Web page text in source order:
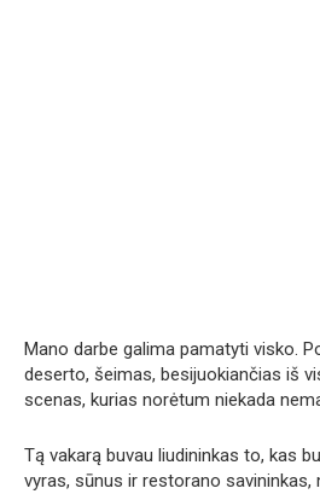
Mano darbe galima pamatyti visko.
deserto, šeimas, besijuokiančias iš
scenas, kurias norėtum niekada
Tą vakarą buvau liudininkas to, kas
vyras, sūnus ir restorano savininkas,